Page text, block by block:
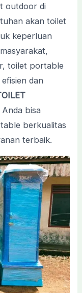
outdoor di
akan toilet
keperluan
masyarakat,
toilet portable
efisien dan
Anda bisa
berkualitas
terbaik.